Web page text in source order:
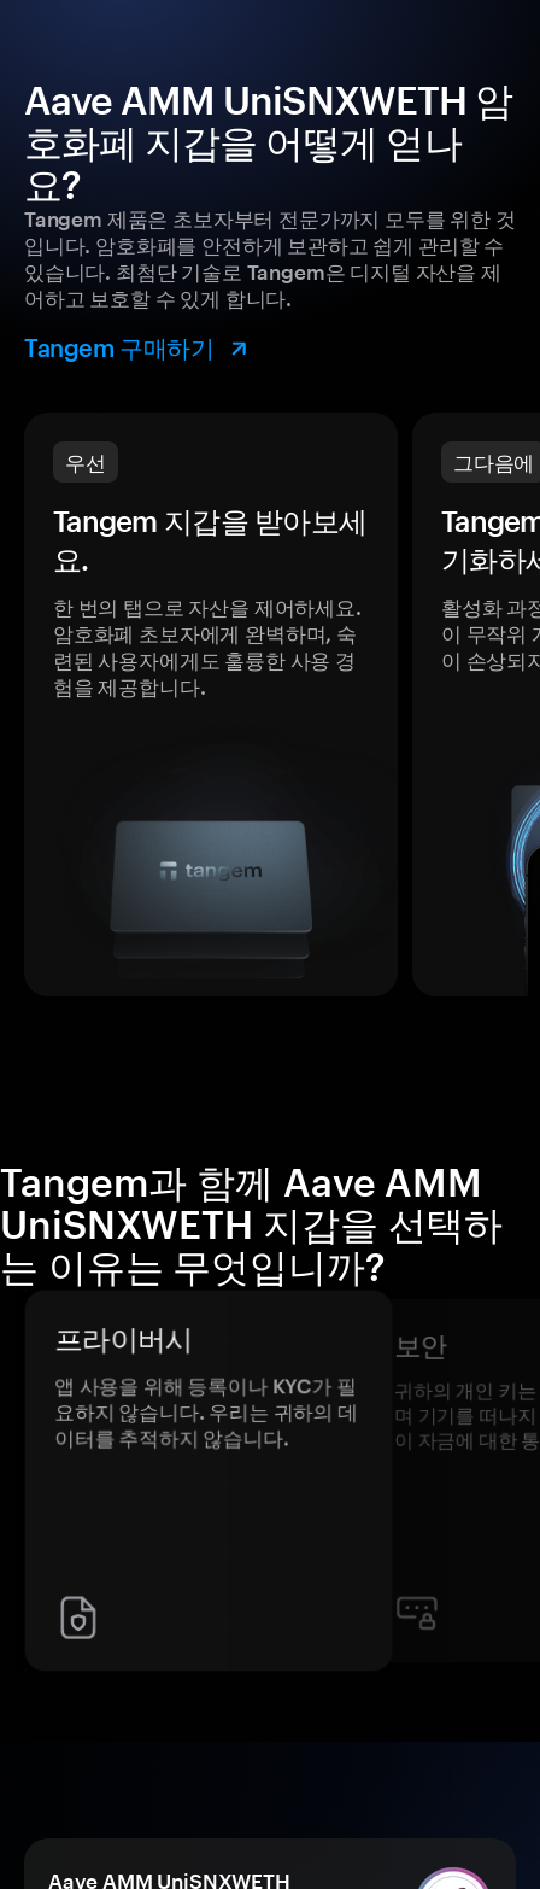
Aave AMM UniSNXWETH 암
호화폐 지갑을 어떻게 얻나
요?
Tangem 제품은 초보자부터 전문가까지 모두를 위한 것
입니다. 암호화폐를 안전하게 보관하고 쉽게 관리할 수
있습니다. 최첨단 기술로 Tangem은 디지털 자산을 제
어하고 보호할 수 있게 합니다.
Tangem 구매하기
우선
Tangem 지갑을 받아보세
요.
한 번의 탭으로 자산을 제어하세요.
암호화폐 초보자에게 완벽하며, 숙
련된 사용자에게도 훌륭한 사용 경
험을 제공합니다.
그다음에
기화하
활성화 과
이 무작위
이 손상되
Tangem과 함께 Aave AMM
UniSNXWETH 지갑을 선택하
는 이유는 무엇입니까?
프라이버시
앱 사용을 위해 등록이나 KYC가 필
요하지 않습니다. 우리는 귀하의 데
이터를 추적하지 않습니다.
보안
귀하의 개인 키
며 기기를 떠나
이 자금에 대한
Aave AMM UniSNXWETH